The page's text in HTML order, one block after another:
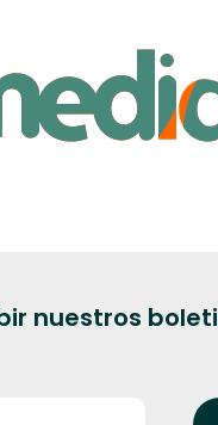
nuestros